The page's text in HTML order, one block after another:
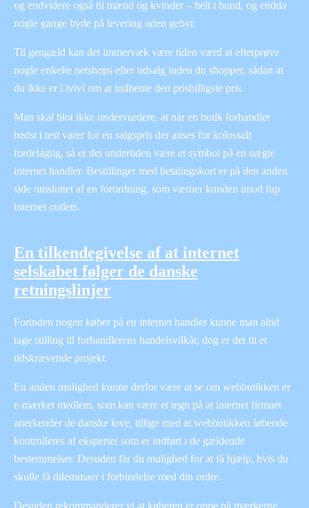
og endvidere også til mænd og kvinder – helt i bund, og endda
nogle gange byde på levering uden gebyr.
Til gengæld kan det immervæk være tiden værd at efterprøve
nogle enkelte netshops efter udsalg inden du shopper, sådan at
du ikke er i tvivl om at indhente den prisbilligste pris.
Man skal blot ikke undervurdere, at når en butik forhandler
bedst i test varer for en salgspris der anses for kolossalt
fordelagtig, så er det undertiden være et symbol på en uægte
internet handler. Bestillinger med betalingskort er på den anden
side omsluttet af en forordning, som værner kunden imod fup
internet outlets.
En tilkendegivelse af at internet
selskabet følger de danske
retningslinjer
Forinden nogen køber på en internet handler kunne man altid
tage stilling til forhandlerens handelsvilkår, dog er det tit et
tidskrævende projekt.
En anden mulighed kunne derfor være at se om webbutikken er
e-mærket medlem, som kan være et tegn på at internet firmaet
anerkender de danske love, tillige med at webbutikken løbende
kontrolleres af eksperter som er indført i de gældende
bestemmelser. Desuden får du mulighed for at få hjælp, hvis du
skulle få dilemmaer i forbindelse med din ordre.
Desuden rekommanderer vi at køberen er oppe på mærkerne